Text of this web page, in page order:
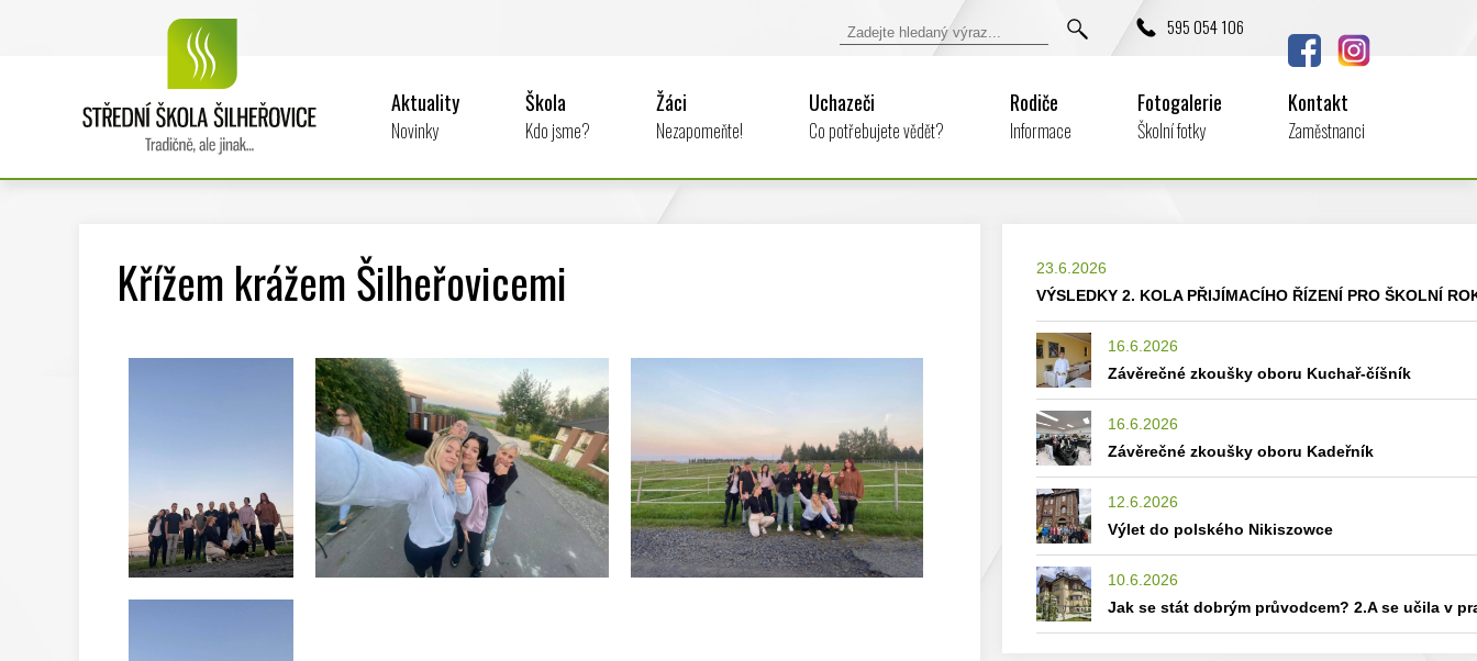
595 054 106
Aktuality
Novinky
Škola
Kdo jsme?
Žáci
Nezapomeňte!
Uchazeči
Co potřebujete vědět?
Rodiče
Informace
Fotogalerie
Školní fotky
Kontakt
Zaměstnanci
Křížem krážem Šilheřovicemi
23.6.2026
VÝSLEDKY 2. KOLA PŘIJÍMACÍHO ŘÍZENÍ PRO ŠKOLNÍ
16.6.2026
Závěrečné zkoušky oboru Kuchař-číšník
16.6.2026
Závěrečné zkoušky oboru Kadeřník
12.6.2026
Výlet do polského Nikiszowce
10.6.2026
Jak se stát dobrým průvodcem? 2.A se učila v